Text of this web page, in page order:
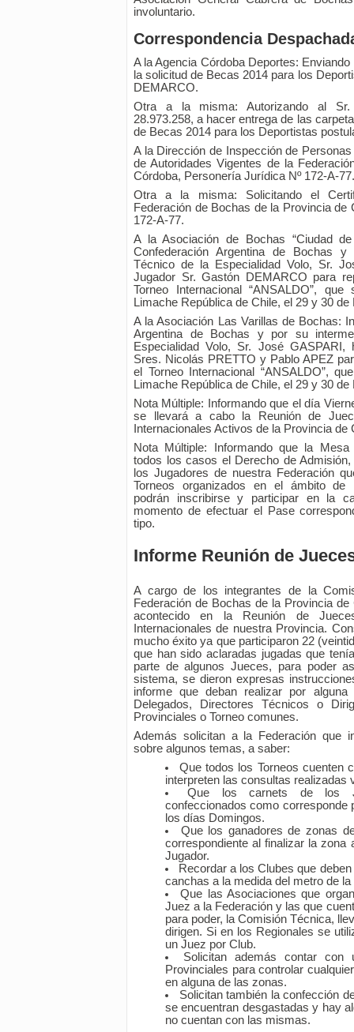
involuntario.
Correspondencia
A la Agencia Córdoba Deportes:
la solicitud de Becas 2014 para los
DEMARCO.
Otra a la misma: Autorizando al Sr.
28.973.258, a hacer entrega de las
de Becas 2014 para los Deportistas
A la Dirección de Inspección de
de Autoridades Vigentes de la
Córdoba, Personería Jurídica Nº 172-A-77.
Otra a la misma: Solicitando el
Federación de Bochas de la Provincia de
172-A-77.
A la Asociación de Bochas “Ciudad
Confederación Argentina de Bochas
Técnico de la Especialidad Volo, Sr.
Jugador Sr. Gastón DEMARCO para
Torneo Internacional “ANSALDO”,
Limache República de Chile, el 29 y 30
A la Asociación Las Varillas de Bochas:
Argentina de Bochas y por su
Especialidad Volo, Sr. José
Sres. Nicolás PRETTO y Pablo APEZ
el Torneo Internacional “ANSALDO”,
Limache República de Chile, el 29 y 30
Nota Múltiple: Informando que el día
se llevará a cabo la Reunión de
Internacionales Activos de la Provincia de
Nota Múltiple: Informando que la
todos los casos el Derecho de
los Jugadores de nuestra Federación
Torneos organizados en el ámbito de
podrán inscribirse y participar en la
momento de efectuar el Pase
tipo.
Informe Reunión de
A cargo de los integrantes de la
Federación de Bochas de la Provincia
acontecido en la Reunión de
Internacionales de nuestra Provincia.
mucho éxito ya que participaron 22
que han sido aclaradas jugadas que
parte de algunos Jueces, para poder
sistema, se dieron expresas
informe que deban realizar por
Delegados, Directores Técnicos o
Provinciales o Torneo comunes.
Además solicitan a la Federación que
sobre algunos temas, a saber:
Que todos los Torneos cuenten
interpreten las consultas realizadas
Que los carnets de los
confeccionados como corresponde
los días Domingos.
Que los ganadores de zonas
correspondiente al finalizar la zona
Jugador.
Recordar a los Clubes que
canchas a la medida del metro de
Que las Asociaciones que
Juez a la Federación y las que
para poder, la Comisión Técnica,
dirigen. Si en los Regionales se
un Juez por Club.
Solicitan además contar
Provinciales para controlar
en alguna de las zonas.
Solicitan también la confección
se encuentran desgastadas y hay
no cuentan con las mismas.